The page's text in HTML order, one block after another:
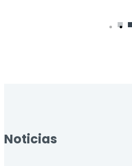
Noticias